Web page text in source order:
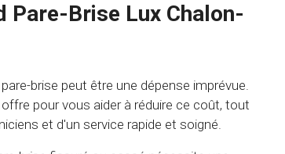
Pare-Brise Lux Chalon-
brise peut être une dépense imprévue.
pour vous aider à réduire ce coût, tout
et d'un service rapide et soigné.